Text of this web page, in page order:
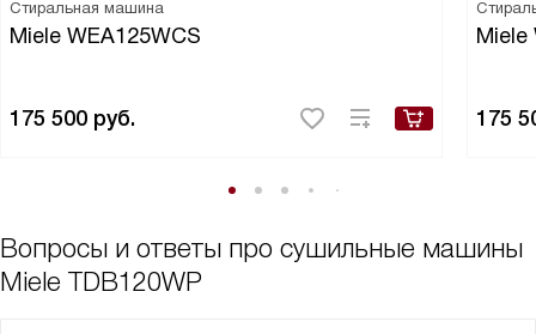
Стиральная машина
Miele WEA125WCS
175 500 руб.
Miele
175
Вопросы и ответы про сушильные машины
Miele TDB120WP